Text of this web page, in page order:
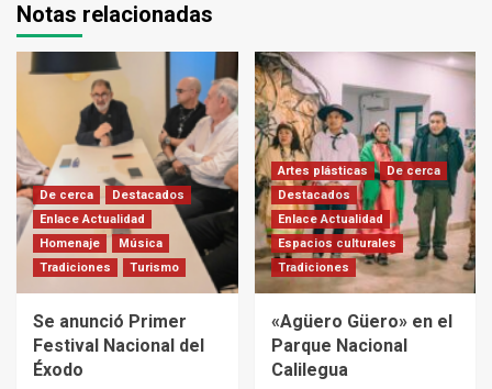
Notas relacionadas
De cerca
Destacados
Enlace Actualidad
Homenaje
Música
Tradiciones
Turismo
Se anunció Primer
Festival Nacional del
Éxodo
Artes plásticas
De cerca
Destacados
Enlace Actualidad
Espacios culturales
Tradiciones
«Agüero Güero» en el
Parque Nacional
Calilegua